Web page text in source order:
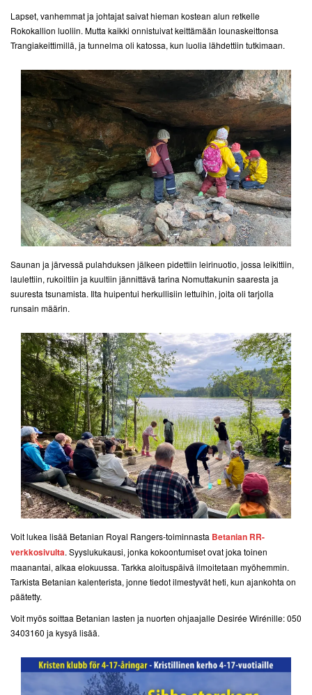
Lapset, vanhemmat ja johtajat saivat hieman kostean alun retkelle
Rokokallion luoliin. Mutta kaikki onnistuivat keittämään lounaskeittonsa
Trangiakeittimillä, ja tunnelma oli katossa, kun luolia lähdettiin tutkimaan.
Saunan ja järvessä pulahduksen jälkeen pidettiin leirinuotio, jossa leikittiin,
laulettiin, rukoiltiin ja kuultiin jännittävä tarina Nomuttakunin saaresta ja
suuresta tsunamista. Ilta huipentui herkullisiin lettuihin, joita oli tarjolla
runsain määrin.
Voit lukea lisää Betanian Royal Rangers-toiminnasta Betanian RR-
verkkosivulta. Syyslukukausi, jonka kokoontumiset ovat joka toinen
maanantai, alkaa elokuussa. Tarkka aloituspäivä ilmoitetaan myöhemmin.
Tarkista Betanian kalenterista, jonne tiedot ilmestyvät heti, kun ajankohta on
päätetty.
Voit myös soittaa Betanian lasten ja nuorten ohjaajalle Desirée Wirénille: 050
3403160 ja kysyä lisää.